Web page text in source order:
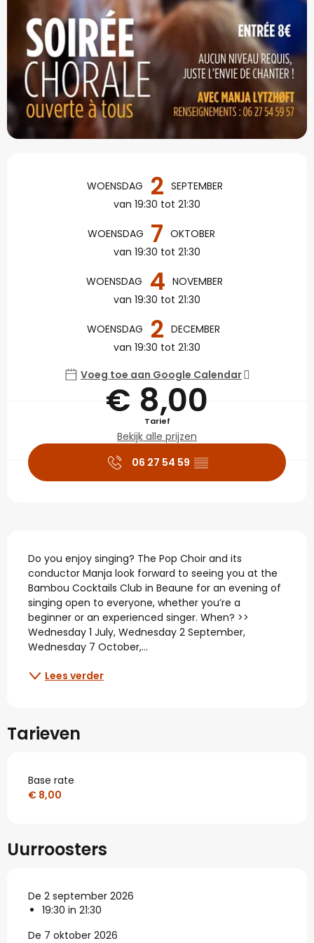
Openingstijden en
WOENSDAG 2 SEPTEMBER
van 19:30 tot 21:30
WOENSDAG 7 OKTOBER
van 19:30 tot 21:30
WOENSDAG 4 NOVEMBER
van 19:30 tot 21:30
WOENSDAG 2 DECEMBER
van 19:30 tot 21:30
Voeg toe aan Google Calendar
€ 8,00
Tarief
Bekijk alle prijzen
06 27 54 59 ▒▒
Beschrijving
Do you enjoy singing? The Pop Choir and its
conductor Manja look forward to seeing you at the
Bambou Cocktails Club in Beaune for an evening of
singing open to everyone, whether you’re a
beginner or an experienced singer. When? >>
Wednesday 1 July, Wednesday 2 September,
Wednesday 7 October,...
Lees verder
Tarieven
Base rate
€ 8,00
Uurroosters
De 2 september 2026
19:30 in 21:30
De 7 oktober 2026